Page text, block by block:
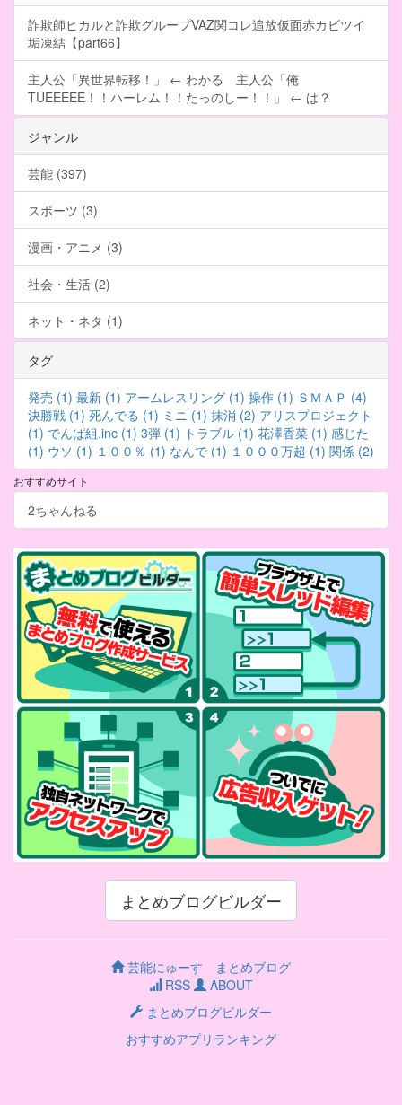
詐欺師ヒカルと詐欺グループVAZ関コレ追放仮面赤カビツイ
垢凍結【part66】
主人公「異世界転移！」 ← わかる 主人公「俺
TUEEEEE！！ハーレム！！たっのしー！！」 ← は？
ジャンル
芸能 (397)
スポーツ (3)
漫画・アニメ (3)
社会・生活 (2)
ネット・ネタ (1)
タグ
発売 (1) 最新 (1) アームレスリング (1) 操作 (1) ＳＭＡＰ (4)
決勝戦 (1) 死んでる (1) ミニ (1) 抹消 (2) アリスプロジェクト
(1) でんぱ組.inc (1) 3弾 (1) トラブル (1) 花澤香菜 (1) 感じた
(1) ウソ (1) １００％ (1) なんで (1) １０００万超 (1) 関係 (2)
おすすめサイト
2ちゃんねる
まとめブログビルダー
芸能にゅーす まとめブログ
RSS
ABOUT
まとめブログビルダー
おすすめアプリランキング